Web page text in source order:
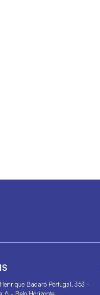
Badaró Portugal, 353 -